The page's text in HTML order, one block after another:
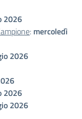
2026
: mercoledì
2026
2026
2026